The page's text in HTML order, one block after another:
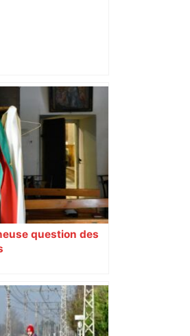
cette zone
majeur va être
voici les
question des